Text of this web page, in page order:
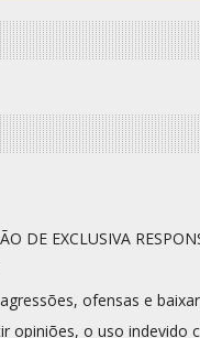
DE EXCLUSIVA
ofensas e
opiniões, o uso indevido